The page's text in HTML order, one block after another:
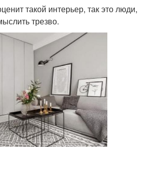
такой интерьер, так это люди,
трезво.